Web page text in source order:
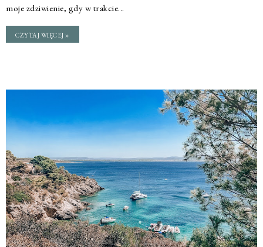
moje zdziwienie, gdy w trakcie...
CZYTAJ WIĘCEJ »